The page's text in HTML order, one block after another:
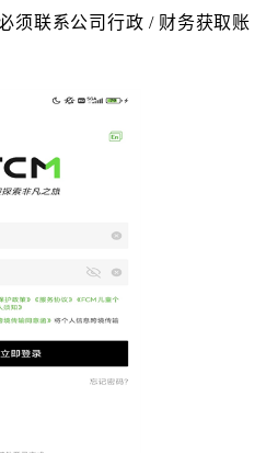
须联系公司行政 / 财务获取账